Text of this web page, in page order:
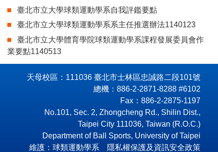
臺北市立大學球類運動學系自我評鑑要點
臺北市立大學球類運動學系系主任推選辦法1140123
臺北市立大學體育學院球類運動學系課程發展委員會作
業要點1140513
天母校區：111036 臺北市士林區忠誠路二段101號
總機：886-2-2871-8288 #6102
Fax：886-2-2875-1197
No.101, Sec. 2, Zhongcheng Rd., Shilin Dist.,
Taipei City 111036, Taiwan (R.O.C.)
Department of Ball Sports, University of Taipei
維護：球類運動學系 隱私權保護及資訊安全政策